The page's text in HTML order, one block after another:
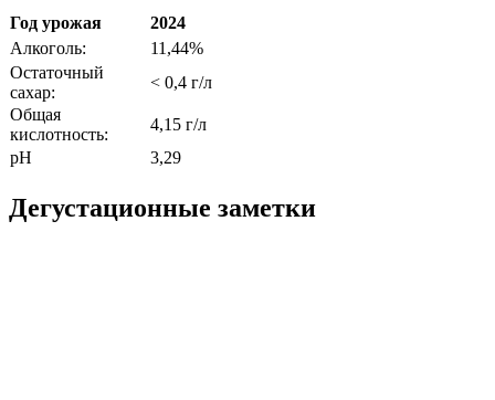
Год урожая
2024
Алкоголь:
11,44%
Остаточный
сахар:
< 0,4 г/л
Общая
кислотность:
4,15 г/л
pH
3,29
Дегустационные заметки